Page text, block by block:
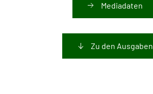
Mediadaten
Zu den Ausgaben